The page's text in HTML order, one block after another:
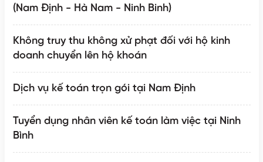
(Nam Định - Hà Nam - Ninh Binh)
Không truy thu không xử phạt đối với hộ kinh
doanh chuyển lên hộ khoán
Dịch vụ kế toán trọn gói tại Nam Định
Tuyển dụng nhân viên kế toán làm việc tại Ninh
Bình